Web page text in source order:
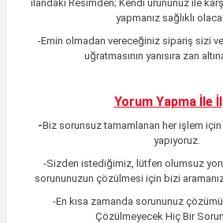
ilandaki Resimden; Kendi ürününüz ile
yapmanız sağlıklı
-Emin olmadan vereceğiniz sipariş sizi
uğratmasının yanısıra zan
Yorum Yapma İle
-Biz sorunsuz tamamlanan her işlem için
yapıyoruz.
-Sizden istediğimiz, lütfen olumsuz
sorununuzun çözülmesi için bizi
-En kısa zamanda sorununuz
Çözülmeyecek Hiç Bir